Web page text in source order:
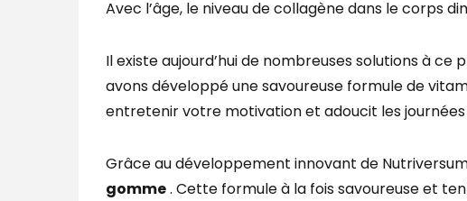
Avec l’âge, le niveau de collagène dans le corps
Il existe aujourd’hui de nombreuses solutions à ce
avons développé une savoureuse formule de
entretenir votre motivation et adoucit les journées
Grâce au développement innovant de
gomme. Cette formule à la fois savoureuse et